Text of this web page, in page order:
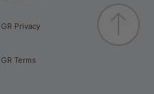
GR Privacy
GR Terms